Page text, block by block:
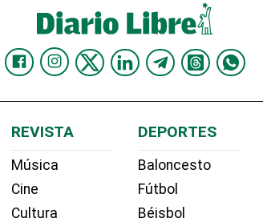
REVISTA
Música
Cine
Cultura
DEPORTES
Baloncesto
Fútbol
Béisbol